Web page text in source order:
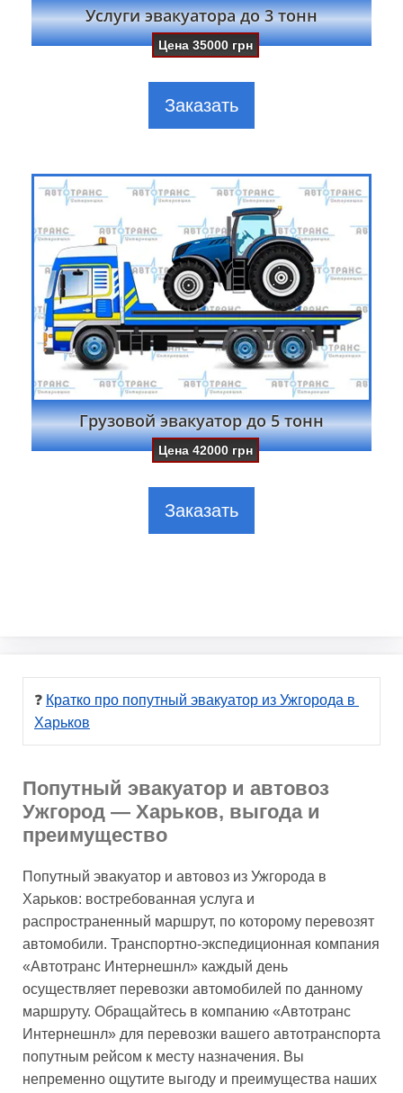
Услуги эвакуатора до 3 тонн
Цена35000 грн
Заказать
Грузовой эвакуатор до 5 тонн
Цена42000 грн
Заказать
❓ Кратко про попутный эвакуатор из Ужгорода в
Харьков
Попутный эвакуатор и автовоз
Ужгород — Харьков, выгода и
преимущество
Попутный эвакуатор и автовоз из Ужгорода в
Харьков: востребованная услуга и
распространенный маршрут, по которому перевозят
автомобили. Транспортно-экспедиционная компания
«Автотранс Интернешнл» каждый день
осуществляет перевозки автомобилей по данному
маршруту. Обращайтесь в компанию «Автотранс
Интернешнл» для перевозки вашего автотранспорта
попутным рейсом к месту назначения. Вы
непременно ощутите выгоду и преимущества наших